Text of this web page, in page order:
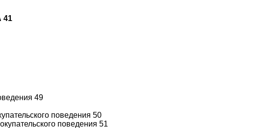
49
поведения 50
поведения 51